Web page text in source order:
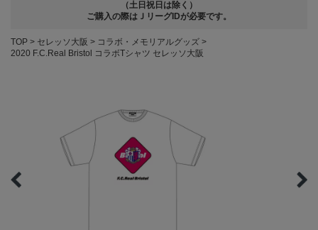
（土日祝日は除く）
ご購入の際はＪリーグIDが必要です。
TOP セレッソ大阪
コラボ・メモリアルグッズ
2020 F.C.Real Bristol コラボTシャツ セレッソ大阪